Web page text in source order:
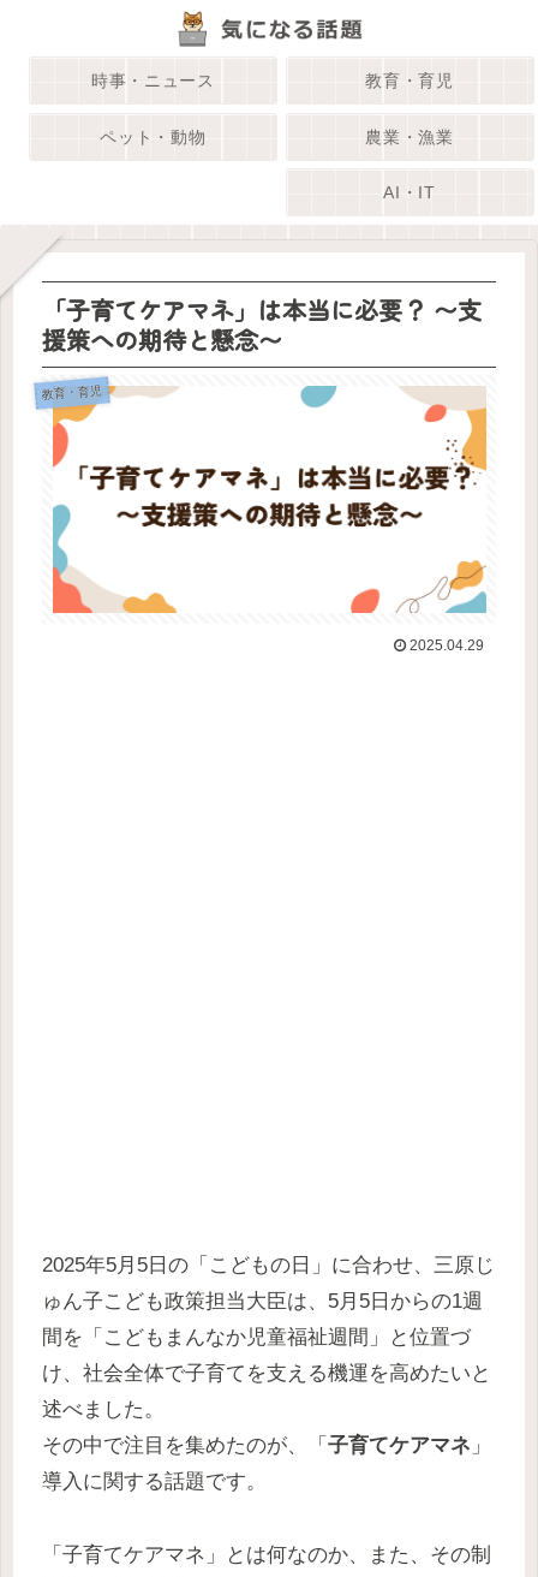
時事・ニュース 教育・育児
ペット・動物 農業・漁業
AI・IT
「子育てケアマネ」は本当に必要？ 〜支
援策への期待と懸念〜
教育・育児
2025.04.29
2025年5月5日の「こどもの日」に合わせ、三原じ
ゅん子こども政策担当大臣は、5月5日からの1週
間を「こどもまんなか児童福祉週間」と位置づ
け、社会全体で子育てを支える機運を高めたいと
述べました。
その中で注目を集めたのが、「 子育てケアマネ 」
導入に関する話題です。
「子育てケアマネ」とは何なのか、また、その制